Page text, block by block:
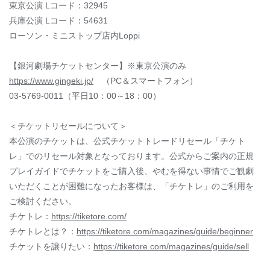
東京公演 Lコード：32945
兵庫公演 Lコード：54631
ローソン・ミニストップ店内Loppi
【銀河劇場チケットセンター】※東京公演のみ
https://www.gingeki.jp/ （PC＆スマートフォン）
03-5769-0011（平日10：00～18：00）
＜チケットリセールについて＞
本公演のチケットは、公式チケットトレードリセール「チケト
レ」でのリセール対象となっております。公式からご案内の正規
プレイガイドでチケットをご購入後、やむを得ない事情でご観劇
いただくことが困難になったお客様は、「チケトレ」のご利用を
ご検討ください。
チケトレ： https://tiketore.com/
チケトレとは？： https://tiketore.com/magazines/guide/beginner
チケットを譲りたい： https://tiketore.com/magazines/guide/sell